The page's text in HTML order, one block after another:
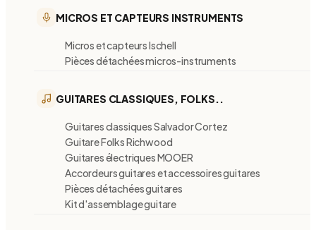
MICROS ET CAPTEURS INSTRUMENTS
Micros et capteurs Ischell
Pièces détachées micros-instruments
GUITARES CLASSIQUES, FOLKS..
Guitares classiques Salvador Cortez
Guitare Folks Richwood
Guitares électriques MOOER
Accordeurs guitares et accessoires guitares
Pièces détachées guitares
Kit d'assemblage guitare